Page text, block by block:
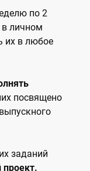
по 2
в личном
их в любое
посвящено
заданий
проект.